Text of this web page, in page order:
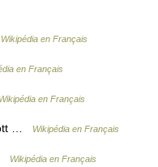
Wikipédia en Français
en Français
Wikipédia en Français
… Wikipédia en Français
Wikipédia en Français